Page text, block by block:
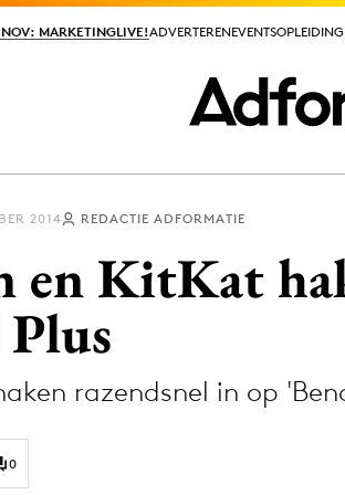
NOV: MARKETINGLIVE!ADVERTERENEVENTS
NOV: MARKETINGLIVE!ADVERTERENEVENTS
2014 REDACTIE ADFORMATIE
en KitKat
razendsnel in op
0